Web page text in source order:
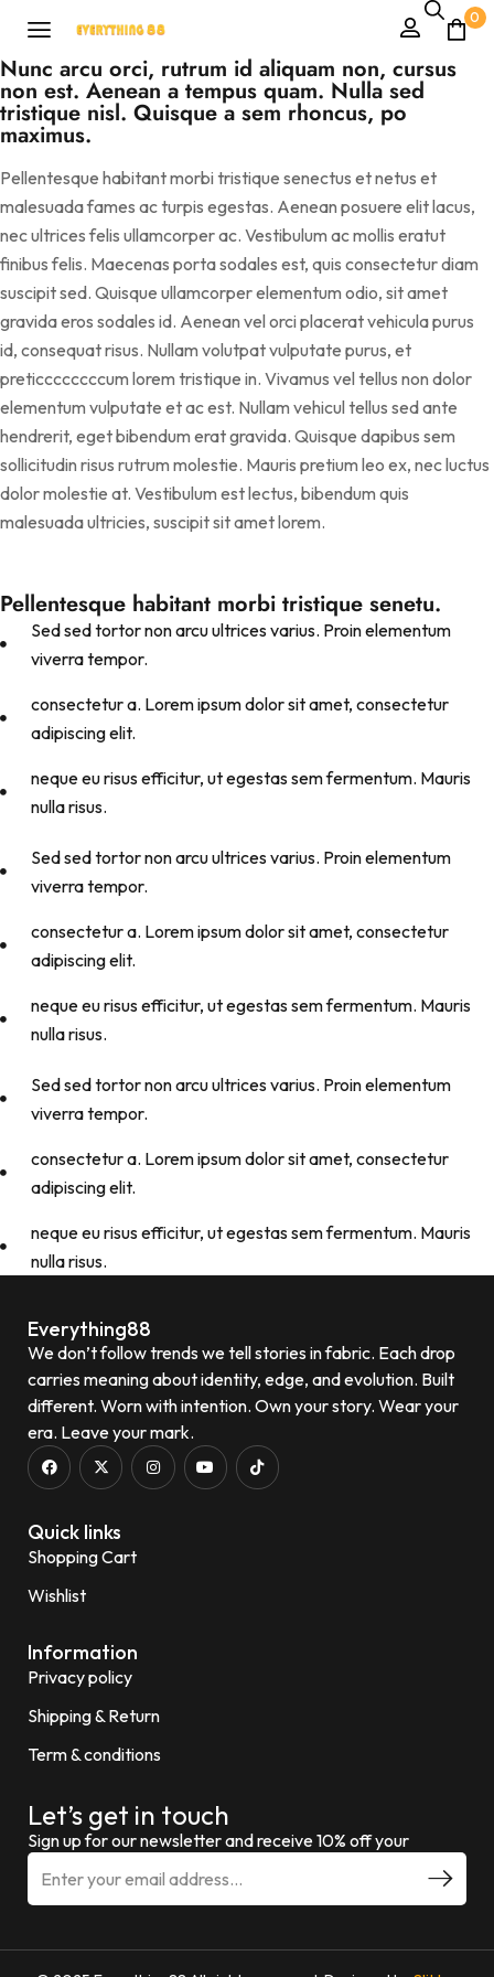
0
Nunc arcu orci, rutrum id aliquam non, cursus
non est. Aenean a tempus quam. Nulla sed
tristique nisl. Quisque a sem rhoncus, po
maximus.
Pellentesque habitant morbi tristique senectus et netus et
malesuada fames ac turpis egestas. Aenean posuere elit lacus,
nec ultrices felis ullamcorper ac. Vestibulum ac mollis eratut
finibus felis. Maecenas porta sodales est, quis consectetur diam
suscipit sed. Quisque ullamcorper elementum odio, sit amet
gravida eros sodales id. Aenean vel orci placerat vehicula purus
id, consequat risus. Nullam volutpat vulputate purus, et
preticcccccccum lorem tristique in. Vivamus vel tellus non dolor
elementum vulputate et ac est. Nullam vehicul tellus sed ante
hendrerit, eget bibendum erat gravida. Quisque dapibus sem
sollicitudin risus rutrum molestie. Mauris pretium leo ex, nec luctus
dolor molestie at. Vestibulum est lectus, bibendum quis
malesuada ultricies, suscipit sit amet lorem.
Pellentesque habitant morbi tristique senetu.
Sed sed tortor non arcu ultrices varius. Proin elementum
viverra tempor.
consectetur a. Lorem ipsum dolor sit amet, consectetur
adipiscing elit.
neque eu risus efficitur, ut egestas sem fermentum. Mauris
nulla risus.
Sed sed tortor non arcu ultrices varius. Proin elementum
viverra tempor.
consectetur a. Lorem ipsum dolor sit amet, consectetur
adipiscing elit.
neque eu risus efficitur, ut egestas sem fermentum. Mauris
nulla risus.
Sed sed tortor non arcu ultrices varius. Proin elementum
viverra tempor.
consectetur a. Lorem ipsum dolor sit amet, consectetur
adipiscing elit.
neque eu risus efficitur, ut egestas sem fermentum. Mauris
nulla risus.
Everything88
We don’t follow trends we tell stories in fabric. Each drop
carries meaning about identity, edge, and evolution. Built
different. Worn with intention. Own your story. Wear your
era. Leave your mark.
Quick links
Shopping Cart
Wishlist
Information
Privacy policy
Shipping & Return
Term & conditions
Let’s get in touch
Sign up for our newsletter and receive 10% off your